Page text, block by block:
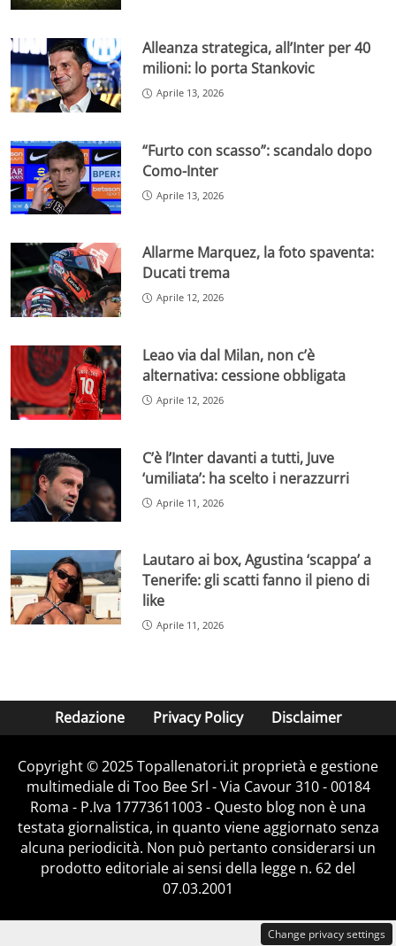
Alleanza strategica, all’Inter per 40
milioni: lo porta Stankovic
Aprile 13, 2026
“Furto con scasso”: scandalo dopo
Como-Inter
Aprile 13, 2026
Allarme Marquez, la foto spaventa:
Ducati trema
Aprile 12, 2026
Leao via dal Milan, non c’è
alternativa: cessione obbligata
Aprile 12, 2026
C’è l’Inter davanti a tutti, Juve
‘umiliata’: ha scelto i nerazzurri
Aprile 11, 2026
Lautaro ai box, Agustina ‘scappa’ a
Tenerife: gli scatti fanno il pieno di
like
Aprile 11, 2026
Redazione Privacy Policy Disclaimer
Copyright © 2025 Topallenatori.it proprietà e gestione
multimediale di Too Bee Srl - Via Cavour 310 - 00184
Roma - P.Iva 17773611003 - Questo blog non è una
testata giornalistica, in quanto viene aggiornato senza
alcuna periodicità. Non può pertanto considerarsi un
prodotto editoriale ai sensi della legge n. 62 del
07.03.2001
Change privacy settings